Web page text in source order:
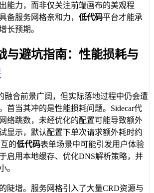
能力，而非仅关注前端画布的美观程
备服务网格亲和力， 低代码平台才能承
长预期。
与避坑指南：性能损耗与
融合前景广阔，但实际落地过程中仍会遭
首当其冲的是性能损耗问题。Sidecar代
络跳数，未经优化的配置可能导致额外
显示，默认配置下单次请求额外耗时约
的低代码表单场景中可能引发用户体验
启用本地缓存、优化DNS解析策略，并
。
陡增。服务网格引入了大量CRD资源与